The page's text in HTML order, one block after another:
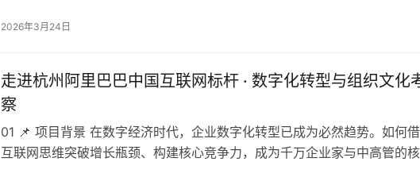
2026年3月24日
走进杭州阿里巴巴中国互联网标杆 · 数字化转型与组织文化
察
01 📌 项目背景 在数字经济时代，企业数字化转型已成为必然趋势。如何
互联网思维突破增长瓶颈、构建核心竞争力，成为千万企业家与中高管的核